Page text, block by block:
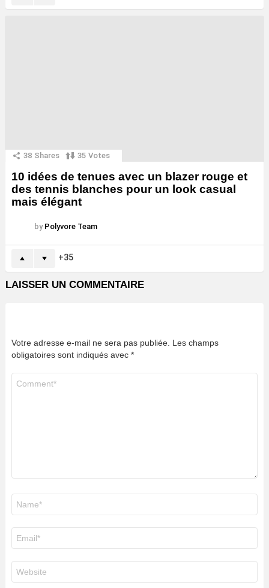
38 Shares 35 Votes
10 idées de tenues avec un blazer rouge et
des tennis blanches pour un look casual
mais élégant
by Polyvore Team
35
LAISSER UN COMMENTAIRE
Votre adresse e-mail ne sera pas publiée. Les champs
obligatoires sont indiqués avec *
mail
*
web